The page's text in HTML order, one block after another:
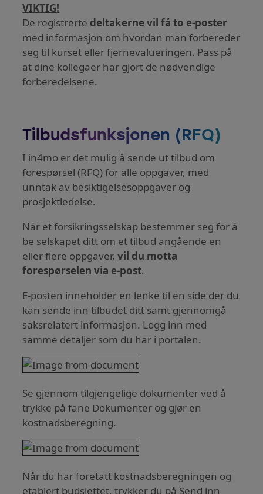
VIKTIG!
De registrerte deltakerne vil få to e-poster
med informasjon om hvordan man forbereder
seg til kurset eller fjernevalueringen. Pass på
at dine kollegaer har gjort de nødvendige
forberedelsene.
Tilbudsfunksjonen (RFQ)
I in4mo er det mulig å sende ut tilbud om
forespørsel (RFQ) for alle oppgaver, med
unntak av besiktigelsesoppgaver og
prosjektledelse.
Når et forsikringsselskap bestemmer seg for å
be selskapet ditt om et tilbud angående en
eller flere oppgaver,vil du motta
forespørselen via e-post.
E-posten inneholder en lenke til en side der du
kan sende inn tilbudet ditt samt gjennomgå
saksrelatert informasjon. Logg inn med
samme detaljer som du har i portalen.
Se gjennom tilgjengelige dokumenter ved å
trykke på fane Dokumenter og gjør en
kostnadsberegning.
Når du har foretatt kostnadsberegningen og
etablert budsjettet, trykker du på Send inn